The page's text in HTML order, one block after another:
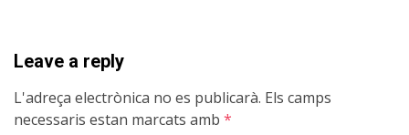
Leave a reply
L'adreça electrònica no es publicarà. Els camps
necessaris estan marcats amb *